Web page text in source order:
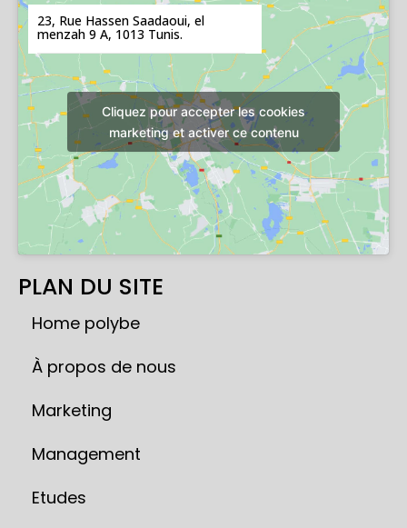
Cliquez pour accepter les cookies
marketing et activer ce contenu
23, Rue Hassen Saadaoui, el
menzah 9 A, 1013 Tunis.
PLAN DU SITE
Home polybe
À propos de nous
Marketing
Management
Etudes